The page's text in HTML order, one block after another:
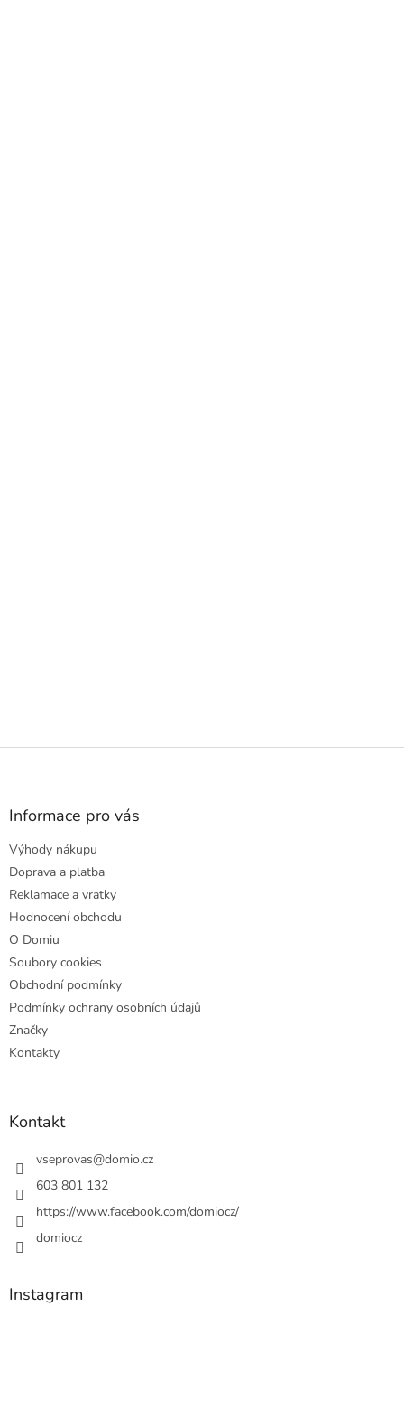
Z
Informace pro vás
Výhody nákupu
Doprava a platba
Reklamace a vratky
Hodnocení obchodu
O Domiu
Soubory cookies
Obchodní podmínky
Podmínky ochrany osobních údajů
Značky
Kontakty
Kontakt
vseprovas@domio.cz
603 801 132
https://www.facebook.com/domiocz/
domiocz
Instagram